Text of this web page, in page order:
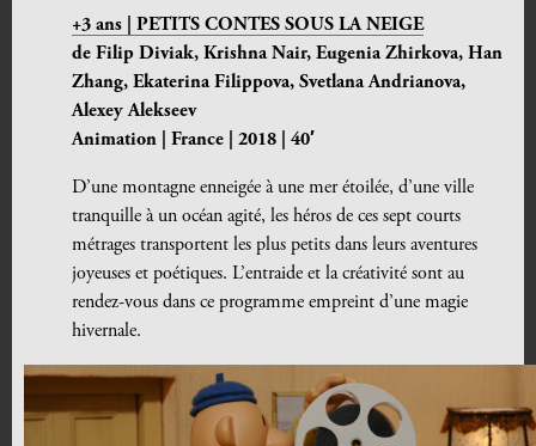
+3 ans | PETITS CONTES SOUS LA NEIGE
de Filip Diviak, Krishna Nair, Eugenia Zhirkova, Han
Zhang, Ekaterina Filippova, Svetlana Andrianova,
Alexey Alekseev
Animation | France | 2018 | 40′
D’une montagne enneigée à une mer étoilée, d’une ville
tranquille à un océan agité, les héros de ces sept courts
métrages transportent les plus petits dans leurs aventures
joyeuses et poétiques. L’entraide et la créativité sont au
rendez-vous dans ce programme empreint d’une magie
hivernale.